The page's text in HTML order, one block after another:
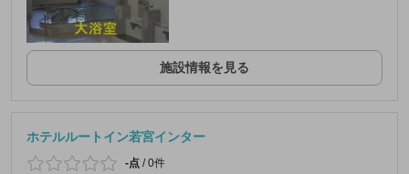
施設情報を見る
ホテルルートイン若宮インター
-点 /0件